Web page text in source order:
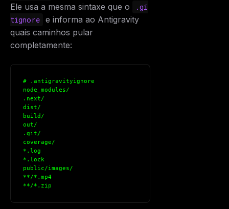
Ele usa a mesma sintaxe que o
.gi
tignore e informa ao Antigravity
quais caminhos pular
completamente:
# .antigravityignore
node_modules/
.next/
dist/
build/
out/
.git/
coverage/
*.log
*.lock
public/images/
**/*.mp4
**/*.zip